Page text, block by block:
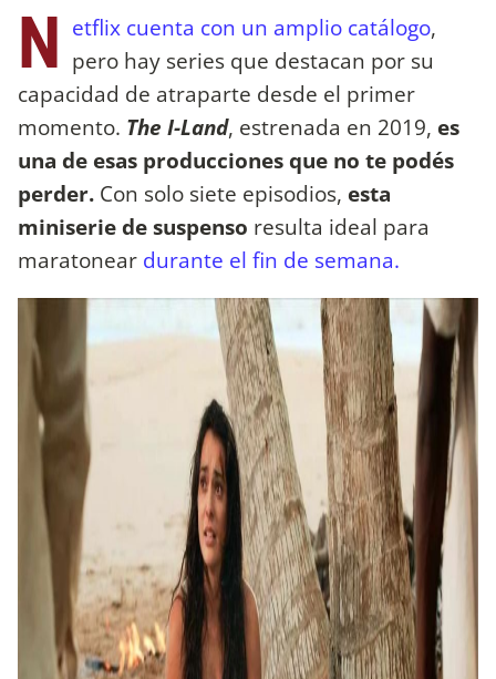
N etflix cuenta con un amplio catálogo,
pero hay series que destacan por su
capacidad de atraparte desde el primer
momento. The I-Land, estrenada en 2019, es
una de esas producciones que no te podés
perder. Con solo siete episodios, esta
miniserie de suspenso resulta ideal para
maratonear durante el fin de semana.